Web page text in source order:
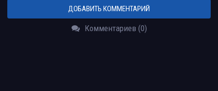
ДОБАВИТЬ КОММЕНТАРИЙ
Комментариев (0)